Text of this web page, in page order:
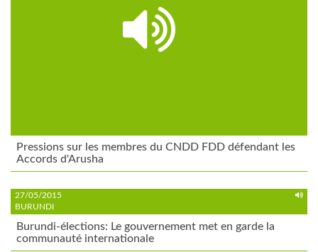
Pressions sur les membres du CNDD FDD défendant les
Accords d'Arusha
27/05/2015
BURUNDI
Burundi-élections: Le gouvernement met en garde la
communauté internationale